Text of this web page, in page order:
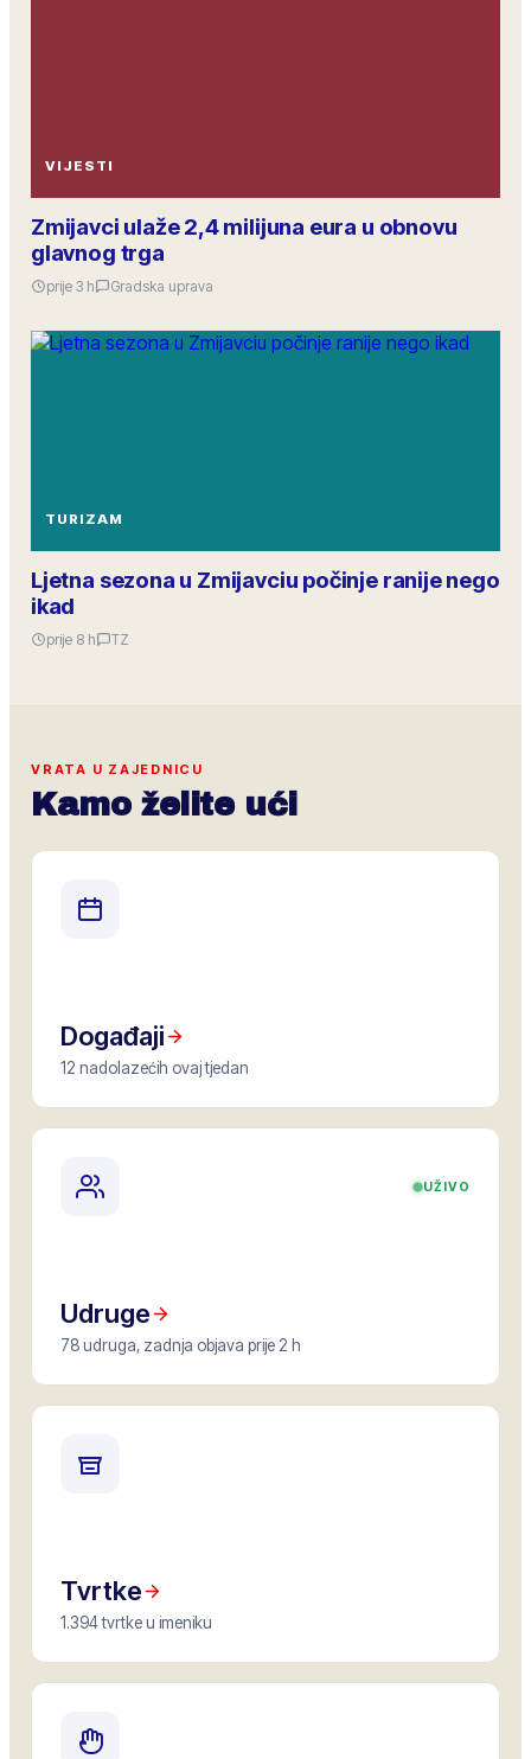
VIJESTI
Zmijavci ulaže 2,4 milijuna eura u obnovu
glavnog trga
prije 3 h Gradska uprava
TURIZAM
Ljetna sezona u Zmijavciu počinje ranije nego
ikad
prije 8 h TZ
VRATA U ZAJEDNICU
Kamo želite ući
Događaji
12 nadolazećih ovaj tjedan
UŽIVO
Udruge
78 udruga, zadnja objava prije 2 h
Tvrtke
1.394 tvrtke u imeniku